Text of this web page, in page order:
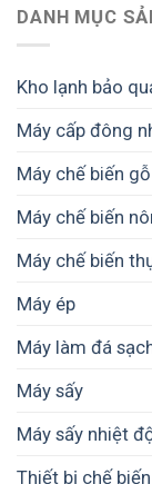
DANH MỤC
Kho lạnh bảo
Máy cấp đông
Máy chế biến gỗ
Máy chế biến
Máy chế biến
Máy ép
Máy làm đá
Máy sấy
Máy sấy nhiệt
Thiết bị chế biến